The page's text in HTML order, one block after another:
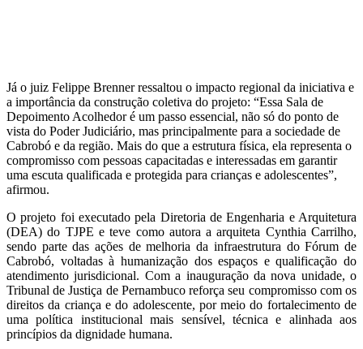
Já o juiz Felippe Brenner ressaltou o impacto regional da iniciativa e
a importância da construção coletiva do projeto: “Essa Sala de
Depoimento Acolhedor é um passo essencial, não só do ponto de
vista do Poder Judiciário, mas principalmente para a sociedade de
Cabrobó e da região. Mais do que a estrutura física, ela representa o
compromisso com pessoas capacitadas e interessadas em garantir
uma escuta qualificada e protegida para crianças e adolescentes”,
afirmou.
O projeto foi executado pela Diretoria de Engenharia e Arquitetura
(DEA) do TJPE e teve como autora a arquiteta Cynthia Carrilho,
sendo parte das ações de melhoria da infraestrutura do Fórum de
Cabrobó, voltadas à humanização dos espaços e qualificação do
atendimento jurisdicional. Com a inauguração da nova unidade, o
Tribunal de Justiça de Pernambuco reforça seu compromisso com os
direitos da criança e do adolescente, por meio do fortalecimento de
uma política institucional mais sensível, técnica e alinhada aos
princípios da dignidade humana.